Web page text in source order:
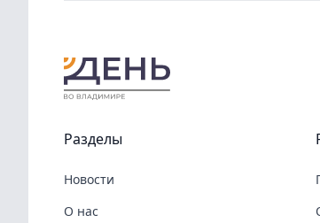
Разделы
Новости
О нас